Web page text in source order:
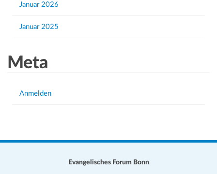
Januar 2026
Januar 2025
Meta
Anmelden
Evangelisches Forum Bonn